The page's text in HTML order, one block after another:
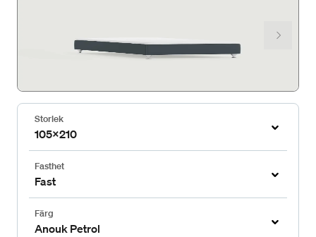
Storlek
105x210
Fasthet
Fast
Färg
Anouk Petrol